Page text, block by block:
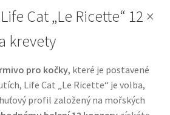
Cat „Le Ricette“ 12 ×
krevety
pro kočky, které je postavené
Life Cat „Le Ricette“ je volba,
profil založený na mořských